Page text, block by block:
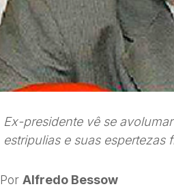
Ex-presidente vê se
estripulias e suas espertezas
PorAlfredo Bessow